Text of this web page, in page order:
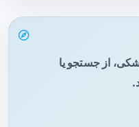
از جستجو یا